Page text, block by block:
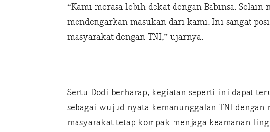
“Kami merasa lebih dekat dengan Babinsa.
mendengarkan masukan dari kami. Ini sangat
masyarakat dengan TNI,” ujarnya.
Sertu Dodi berharap, kegiatan seperti ini dapat
sebagai wujud nyata kemanunggalan TNI
masyarakat tetap kompak menjaga keamanan